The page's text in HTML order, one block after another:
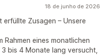
18 de junho de 2026
Zusagen – Unsere
Rahmen eines monatlichen
bis 4 Monate lang versucht,